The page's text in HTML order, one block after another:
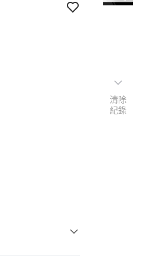
清除
紀錄